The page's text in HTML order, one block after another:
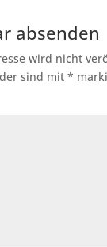
absenden
wird nicht
sind mit *